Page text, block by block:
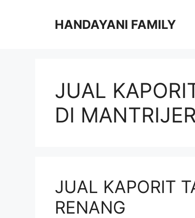
HANDAYANI FAMILY
JUAL
DI
JUAL KAPORIT
RENANG